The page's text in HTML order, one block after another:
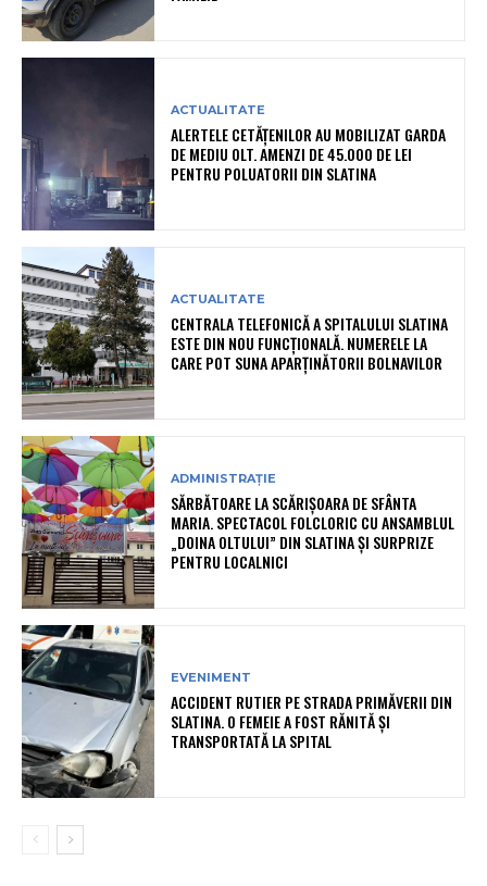
ACTUALITATE
ALERTELE CETĂȚENILOR AU MOBILIZAT GARDA
DE MEDIU OLT. AMENZI DE 45.000 DE LEI
PENTRU POLUATORII DIN SLATINA
ACTUALITATE
CENTRALA TELEFONICĂ A SPITALULUI SLATINA
ESTE DIN NOU FUNCȚIONALĂ. NUMERELE LA
CARE POT SUNA APARȚINĂTORII BOLNAVILOR
ADMINISTRAȚIE
SĂRBĂTOARE LA SCĂRIȘOARA DE SFÂNTA
MARIA. SPECTACOL FOLCLORIC CU ANSAMBLUL
„DOINA OLTULUI” DIN SLATINA ȘI SURPRIZE
PENTRU LOCALNICI
EVENIMENT
ACCIDENT RUTIER PE STRADA PRIMĂVERII DIN
SLATINA. O FEMEIE A FOST RĂNITĂ ȘI
TRANSPORTATĂ LA SPITAL